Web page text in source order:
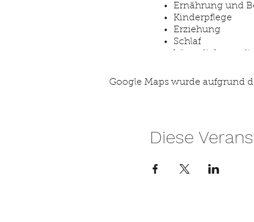
Ernährung und
Kinderpflege
Erziehung
Schlaf
und väterberatung
Google Maps wurde aufgrund
Diese